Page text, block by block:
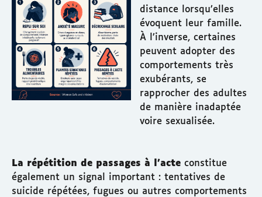
distance lorsqu’elles
évoquent leur famille.
À l’inverse, certaines
peuvent adopter des
comportements très
exubérants, se
rapprocher des adultes
de manière inadaptée
voire sexualisée.
La répétition de passages à l’acte constitue
également un signal important : tentatives de
suicide répétées, fugues ou autres comportements